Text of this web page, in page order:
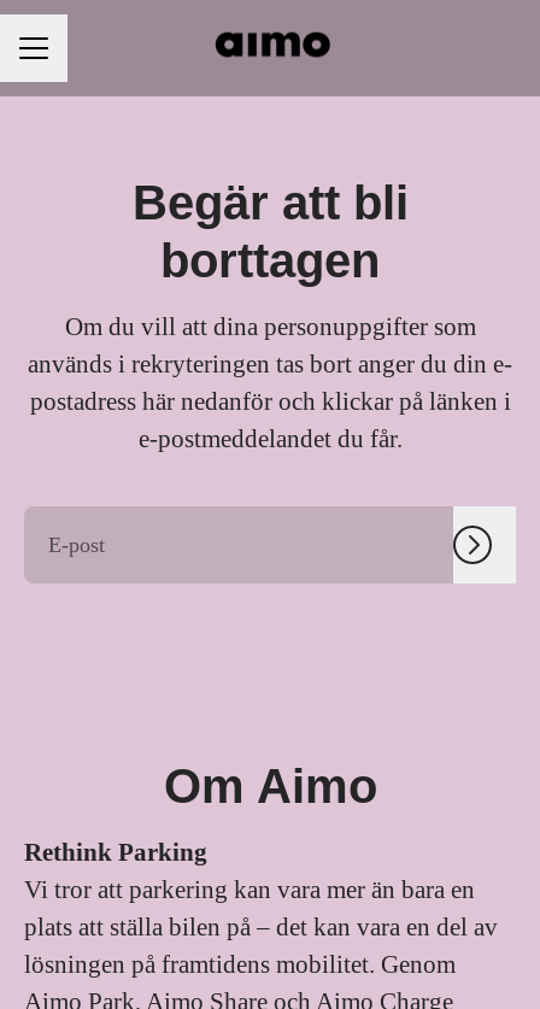
KARRIÄRMENY
Begär att bli
borttagen
Om du vill att dina personuppgifter som
används i rekryteringen tas bort anger du din e-
postadress här nedanför och klickar på länken i
e-postmeddelandet du får.
Om Aimo
Rethink Parking
Vi tror att parkering kan vara mer än bara en
plats att ställa bilen på – det kan vara en del av
lösningen på framtidens mobilitet. Genom
Aimo Park, Aimo Share och Aimo Charge